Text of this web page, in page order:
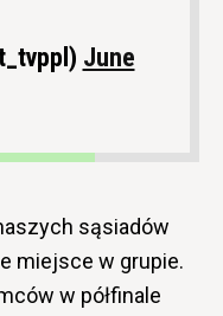
June
sąsiadów
miejsce w grupie.
w półfinale